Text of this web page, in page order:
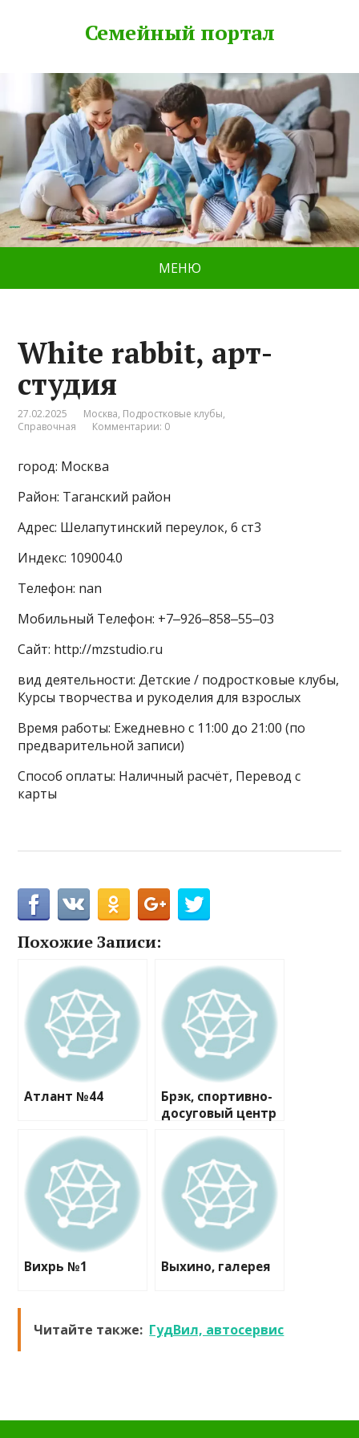
Семейный портал
МЕНЮ
White rabbit, арт-
студия
27.02.2025 Москва, Подростковые клубы,
Справочная
Комментарии: 0
город: Москва
Район: Таганский район
Адрес: Шелапутинский переулок, 6 ст3
Индекс: 109004.0
Телефон: nan
Мобильный Телефон: +7‒926‒858‒55‒03
Сайт: http://mzstudio.ru
вид деятельности: Детские / подростковые клубы,
Курсы творчества и рукоделия для взрослых
Время работы: Ежедневно с 11:00 до 21:00 (по
предварительной записи)
Способ оплаты: Наличный расчёт, Перевод с
карты
Похожие Записи:
Атлант №44
Брэк, спортивно-
досуговый центр
Вихрь №1 Выхино, галерея
Читайте также: ГудВил, автосервис